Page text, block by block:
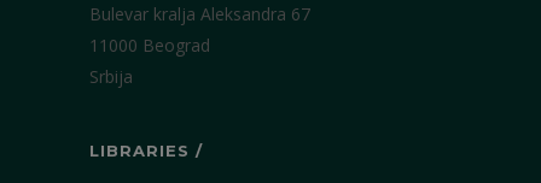
Bulevar kralja Aleksandra 67
11000 Beograd
Srbija
LIBRARIES /